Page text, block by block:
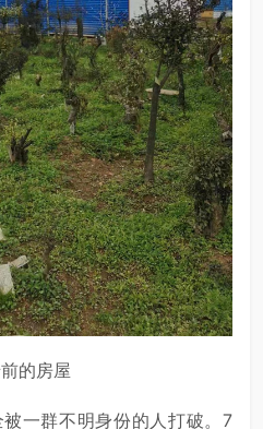
的房屋
一群不明身份的人打破。7